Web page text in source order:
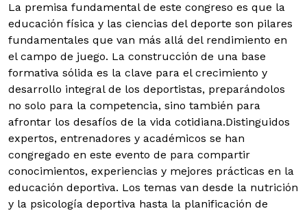
La premisa fundamental de este congreso es que la
educación física y las ciencias del deporte son pilares
fundamentales que van más allá del rendimiento en
el campo de juego. La construcción de una base
formativa sólida es la clave para el crecimiento y
desarrollo integral de los deportistas, preparándolos
no solo para la competencia, sino también para
afrontar los desafíos de la vida cotidiana.Distinguidos
expertos, entrenadores y académicos se han
congregado en este evento de para compartir
conocimientos, experiencias y mejores prácticas en la
educación deportiva. Los temas van desde la nutrición
y la psicología deportiva hasta la planificación de